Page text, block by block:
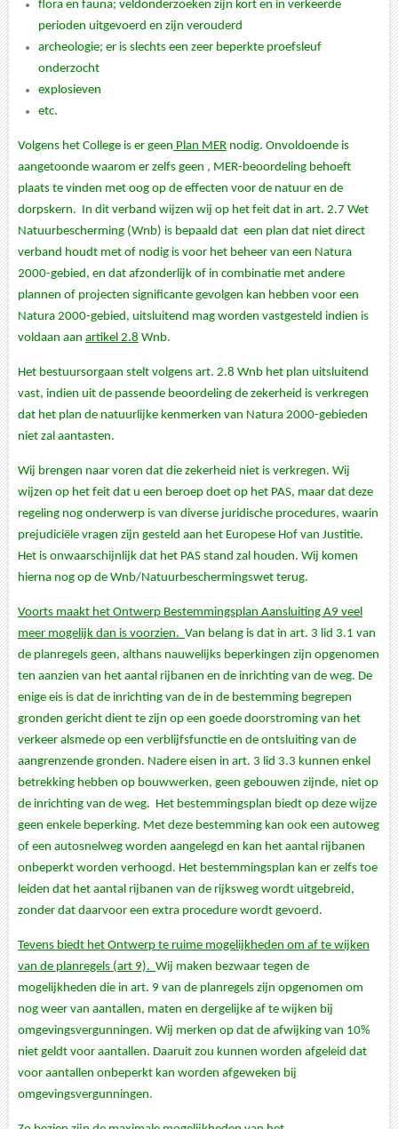
flora en fauna; veldonderzoeken zijn kort en in verkeerde
perioden uitgevoerd en zijn verouderd
archeologie; er is slechts een zeer beperkte proefsleuf
onderzocht
explosieven
etc.
Volgens het College is er geen Plan MER nodig. Onvoldoende is
aangetoonde waarom er zelfs geen , MER-beoordeling behoeft
plaats te vinden met oog op de effecten voor de natuur en de
dorpskern. In dit verband wijzen wij op het feit dat in art. 2.7 Wet
Natuurbescherming (Wnb) is bepaald dat een plan dat niet direct
verband houdt met of nodig is voor het beheer van een Natura
2000-gebied, en dat afzonderlijk of in combinatie met andere
plannen of projecten significante gevolgen kan hebben voor een
Natura 2000-gebied, uitsluitend mag worden vastgesteld indien is
voldaan aan artikel 2.8 Wnb.
Het bestuursorgaan stelt volgens art. 2.8 Wnb het plan uitsluitend
vast, indien uit de passende beoordeling de zekerheid is verkregen
dat het plan de natuurlijke kenmerken van Natura 2000-gebieden
niet zal aantasten.
Wij brengen naar voren dat die zekerheid niet is verkregen. Wij
wijzen op het feit dat u een beroep doet op het PAS, maar dat deze
regeling nog onderwerp is van diverse juridische procedures, waarin
prejudiciële vragen zijn gesteld aan het Europese Hof van Justitie.
Het is onwaarschijnlijk dat het PAS stand zal houden. Wij komen
hierna nog op de Wnb/Natuurbeschermingswet terug.
Voorts maakt het Ontwerp Bestemmingsplan Aansluiting A9 veel
meer mogelijk dan is voorzien. Van belang is dat in art. 3 lid 3.1 van
de planregels geen, althans nauwelijks beperkingen zijn opgenomen
ten aanzien van het aantal rijbanen en de inrichting van de weg. De
enige eis is dat de inrichting van de in de bestemming begrepen
gronden gericht dient te zijn op een goede doorstroming van het
verkeer alsmede op een verblijfsfunctie en de ontsluiting van de
aangrenzende gronden. Nadere eisen in art. 3 lid 3.3 kunnen enkel
betrekking hebben op bouwwerken, geen gebouwen zijnde, niet op
de inrichting van de weg. Het bestemmingsplan biedt op deze wijze
geen enkele beperking. Met deze bestemming kan ook een autoweg
of een autosnelweg worden aangelegd en kan het aantal rijbanen
onbeperkt worden verhoogd. Het bestemmingsplan kan er zelfs toe
leiden dat het aantal rijbanen van de rijksweg wordt uitgebreid,
zonder dat daarvoor een extra procedure wordt gevoerd.
Tevens biedt het Ontwerp te ruime mogelijkheden om af te wijken
van de planregels (art 9). Wij maken bezwaar tegen de
mogelijkheden die in art. 9 van de planregels zijn opgenomen om
nog weer van aantallen, maten en dergelijke af te wijken bij
omgevingsvergunningen. Wij merken op dat de afwijking van 10%
niet geldt voor aantallen. Daaruit zou kunnen worden afgeleid dat
voor aantallen onbeperkt kan worden afgeweken bij
omgevingsvergunningen.